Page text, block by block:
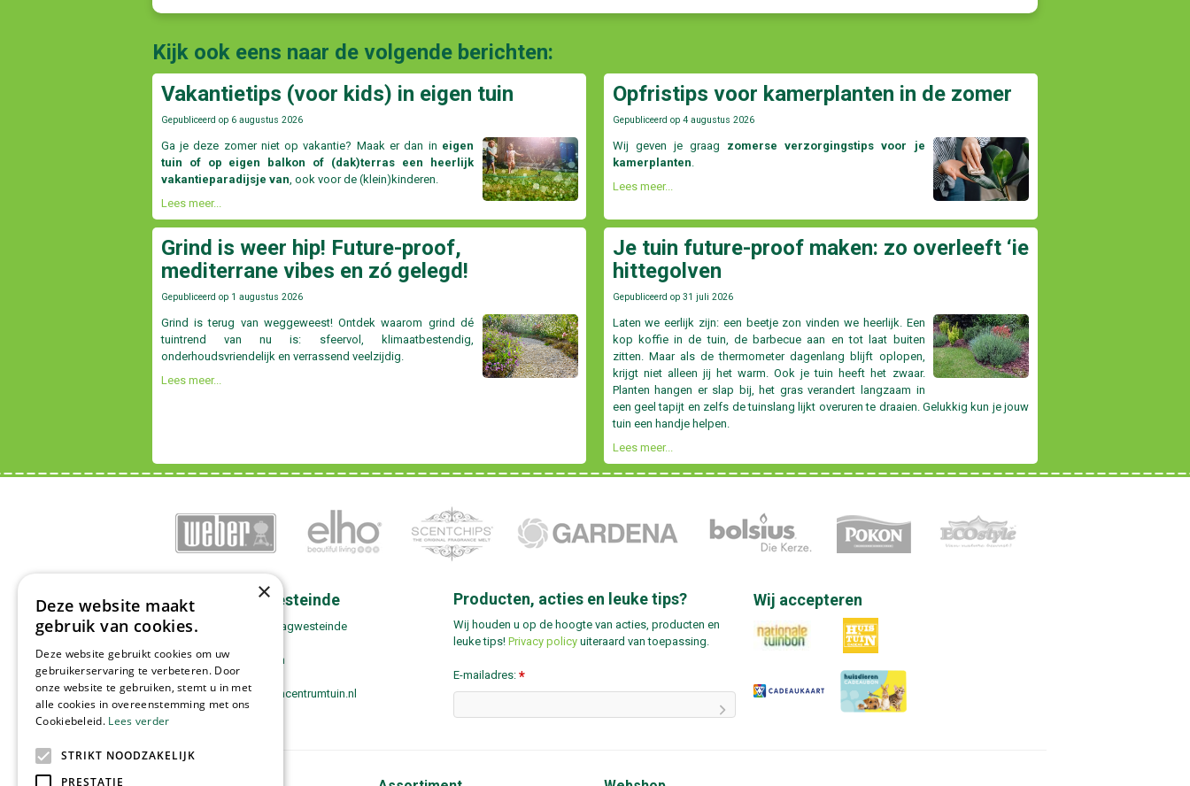
Kijk ook eens naar de volgende berichten:
Vakantietips (voor kids) in eigen tuin
Gepubliceerd op 6 augustus 2026
Ga je deze zomer niet op vakantie? Maak er dan in eigen
tuin of op eigen balkon of (dak)terras een heerlijk
vakantieparadijsje van , ook voor de (klein)kinderen.
Lees meer...
Opfristips voor kamerplanten in de zomer
Gepubliceerd op 4 augustus 2026
Wij geven je graag zomerse verzorgingstips voor je
kamerplanten
Lees meer...
Grind is weer hip! Future-proof,
mediterrane vibes en zó gelegd!
Gepubliceerd op 1 augustus 2026
Grind is terug van weggeweest! Ontdek waarom grind dé
tuintrend van nu is: sfeervol, klimaatbestendig,
onderhoudsvriendelijk en verrassend veelzijdig.
Lees meer...
Je tuin future-proof maken: zo overleeft ‘ie
hittegolven
Gepubliceerd op 31 juli 2026
Laten we eerlijk zijn: een beetje zon vinden we heerlijk. Een
kop koffie in de tuin, de barbecue aan en tot laat buiten
zitten. Maar als de thermometer dagenlang blijft oplopen,
krijgt niet alleen jij het warm. Ook je tuin heeft het zwaar.
Planten hangen er slap bij, het gras verandert langzaam in
een geel tapijt en zelfs de tuinslang lijkt overuren te draaien. Gelukkig kun je jouw
tuin een handje helpen.
Lees meer...
Contact Zwaagwesteinde
Tuincentrum Tuin! Zwaagwesteinde
9271 VH De Westereen
0511-443180
zwaagwesteinde@tuincentrumtuin.nl
Producten, acties en leuke tips?
Wij houden u op de hoogte van acties, producten en
leuke tips! Privacy policyuiteraard van toepassing.
E-mailadres: *
Wij accepteren
×
Deze website maakt
gebruik van cookies.
Deze website gebruikt cookies om uw
gebruikerservaring te verbeteren. Door
onze website te gebruiken, stemt u in met
alle cookies in overeenstemming met ons
Cookiebeleid. Lees verder
STRIKT NOODZAKELIJK
PRESTATIE